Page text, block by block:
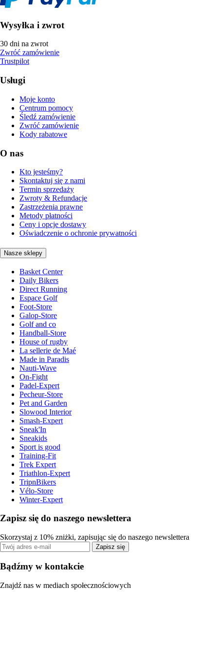
Wysyłka i zwrot
30 dni na zwrot
Zwróć zamówienie
Trustpilot
Usługi
Moje konto
Centrum pomocy
Śledź zamówienie
Zwróć zamówienie
Kody rabatowe
O nas
Kto jesteśmy?
Skontaktuj się z nami
Termin sprzedaży
Zwroty & Refundacje
Zastrzeżenia prawne
Metody płatności
Ceny i opcje dostawy
Oświadczenie o ochronie prywatności
Nasze sklepy
Basket Center
Daily Bikers
Direct Running
Espace Golf
Foot-Store
Galop-Store
Golf and co
Handball-Store
House of rugby
La sellerie de Maé
Made in Paradis
Nauti-Wave
On-Fight
Padel-Expert
Pecheur-Store
Pet and Garden
Slowood Interior
Smash-Expert
Sneak'In
Sneakids
Sport is good
Training-Fit
Trek Expert
Triathlon-Expert
TripnBikers
Vélo-Store
Winter-Expert
Zapisz się do naszego newslettera
Skorzystaj z 10% zniżki, zapisując się do naszego newslettera
Zapisz się
Bądźmy w kontakcie
Znajdź nas w mediach społecznościowych